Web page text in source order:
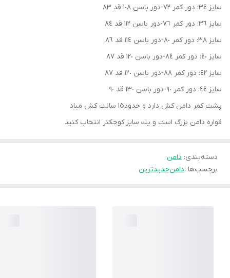
سايز ٣٤: دور كمر ٧٢-دور باسن ١٠٨ قد ٨٣
سايز ٣٦: دور كمر ٧٦-دور باسن ١١٢ قد ٨٤
سايز ٣٨: دور كمر ٨٠-دور باسن ١١٤ قد ٨٦
سايز ٤٠: دور كمر ٨٤-دور باسن ١٢٠ قد ٨٧
سايز ٤٢: دور كمر ٨٨-دور باسن ١٢٠ قد ٨٧
سايز ٤٤: دور كمر ٩٠-دور باسن ١٣٠ قد ٩٠
پشت كمر دامن كش دارد و حدود١٥ سانت كش مياد
قواره دامن بزرگ است و يك سايز كوچكتر انتخاب كنيد
دسته‌بندی: دامن
برچسب‌ها :دامنجديدترين